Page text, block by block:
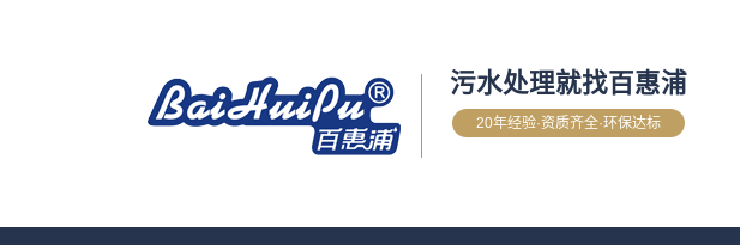
污水处理就找百惠浦
20年经验·资质齐全·环保达标